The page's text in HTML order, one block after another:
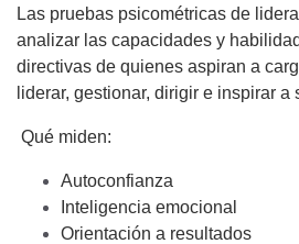
Las pruebas psicométricas de
analizar las capacidades y
directivas de quienes aspiran a
liderar, gestionar, dirigir e inspirar a
Qué miden:
Autoconfianza
Inteligencia emocional
Orientación a resultados